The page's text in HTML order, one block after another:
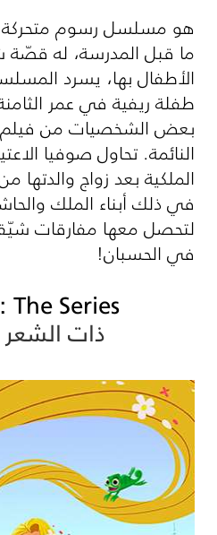
هو مسلسل رسوم متحركة
ما قبل المدرسة، له
الأطفال بها، يسرد
طفلة ريفية في عمر
بعض الشخصيات من فيلم
النائمة. تحاول صوفيا
الملكية بعد زواج والدتها
في ذلك أبناء الملك
لتحصل معها مفارقات
في الحسبان!
Series
ذات